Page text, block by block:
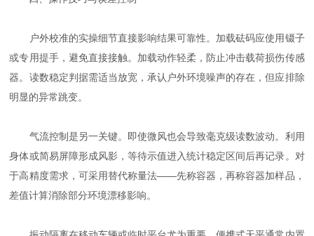
户外校准的实操细节直接影响结果可靠性。加载砝码应使用镊子
或专用提手，避免直接接触。加载动作轻柔，防止冲击载荷损伤传感
器。读数稳定判据需适当放宽，承认户外环境噪声的存在，但应排除
明显的异常跳变。
气流控制是另一关键。即使微风也会导致毫克级读数波动。利用
身体或简易屏障形成风影，等待示值进入统计稳定区间后再记录。对
于高精度需求，可采用替代称量法——先称容器，再称容器加样品，
差值计算消除部分环境漂移影响。